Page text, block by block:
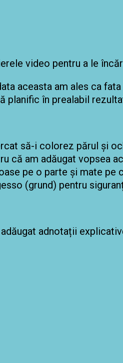
video pentru a le
aceasta am ales ca
planific în prealabil
să-i colorez părul și
că am adăugat vopsea
pe o parte și mate pe
(grund) pentru
adnotații